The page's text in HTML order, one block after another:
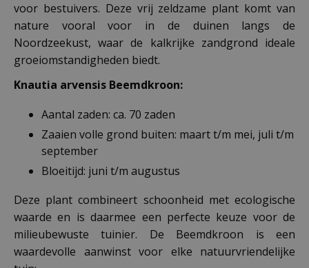
voor bestuivers. Deze vrij zeldzame plant komt van
nature vooral voor in de duinen langs de
Noordzeekust, waar de kalkrijke zandgrond ideale
groeiomstandigheden biedt.
Knautia arvensis Beemdkroon:
Aantal zaden: ca. 70 zaden
Zaaien volle grond buiten: maart t/m mei, juli t/m
september
Bloeitijd: juni t/m augustus
Deze plant combineert schoonheid met ecologische
waarde en is daarmee een perfecte keuze voor de
milieubewuste tuinier. De Beemdkroon is een
waardevolle aanwinst voor elke natuurvriendelijke